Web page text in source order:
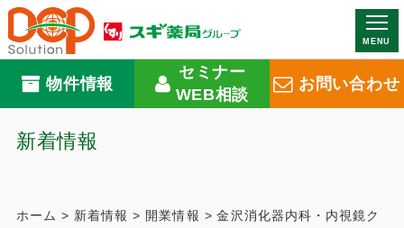
MENU
物件情報
セミナー
WEB相談
お問い合わせ
新着情報
ホーム > 新着情報 > 開業情報 >金沢消化器内科・内視鏡ク